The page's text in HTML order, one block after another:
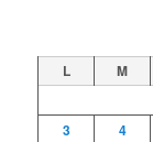
L M
3
4